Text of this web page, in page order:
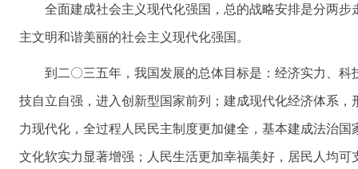
全面建成社会主义现代化强国，总的战略安排是分两
主文明和谐美丽的社会主义现代化强国。
到二〇三五年，我国发展的总体目标是：经济实力、
技自立自强，进入创新型国家前列；建成现代化经济体系
力现代化，全过程人民民主制度更加健全，基本建成法治
文化软实力显著增强；人民生活更加幸福美好，居民人均